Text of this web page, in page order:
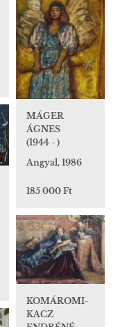
MÁGER
ÁGNES
(1944 - )
Angyal, 1986
185 000 Ft
KOMÁROMI-
KACZ